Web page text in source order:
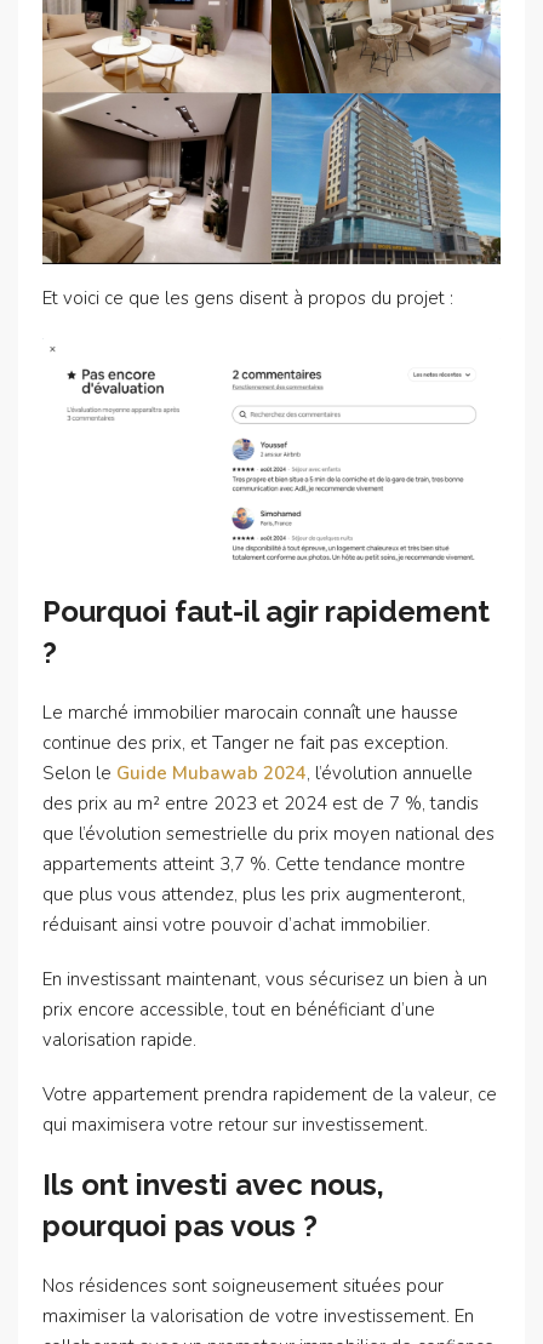
Et voici ce que les gens disent à propos du projet :
Pourquoi faut-il agir rapidement
?
Le marché immobilier marocain connaît une hausse
continue des prix, et Tanger ne fait pas exception.
Selon le Guide Mubawab 2024, l’évolution annuelle
des prix au m² entre 2023 et 2024 est de 7 %, tandis
que l’évolution semestrielle du prix moyen national des
appartements atteint 3,7 %. Cette tendance montre
que plus vous attendez, plus les prix augmenteront,
réduisant ainsi votre pouvoir d’achat immobilier.
En investissant maintenant, vous sécurisez un bien à un
prix encore accessible, tout en bénéficiant d’une
valorisation rapide.
Votre appartement prendra rapidement de la valeur, ce
qui maximisera votre retour sur investissement.
Ils ont investi avec nous,
pourquoi pas vous ?
Nos résidences sont soigneusement situées pour
maximiser la valorisation de votre investissement. En